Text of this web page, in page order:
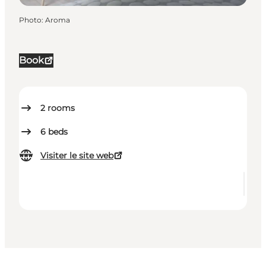
Book
2 rooms
6 beds
Visiter le site web
Photo: Aroma